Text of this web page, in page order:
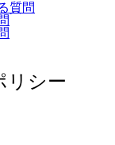
質問
リシー